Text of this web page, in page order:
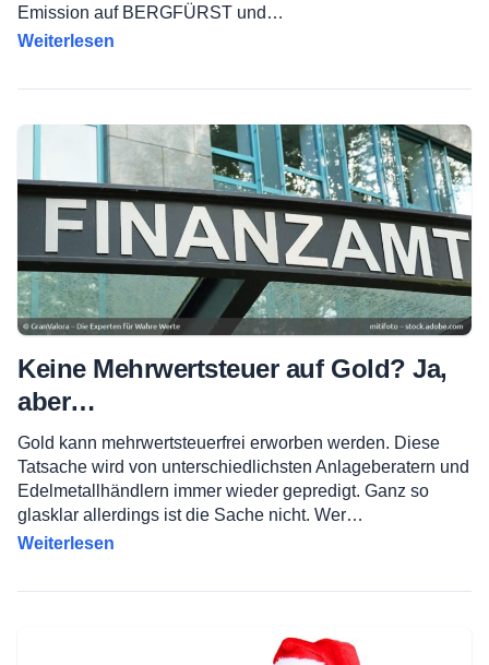
Emission auf BERGFÜRST und…
Weiterlesen
Keine Mehrwertsteuer auf Gold? Ja,
aber…
Gold kann mehrwertsteuerfrei erworben werden. Diese
Tatsache wird von unterschiedlichsten Anlageberatern und
Edelmetallhändlern immer wieder gepredigt. Ganz so
glasklar allerdings ist die Sache nicht. Wer…
Weiterlesen